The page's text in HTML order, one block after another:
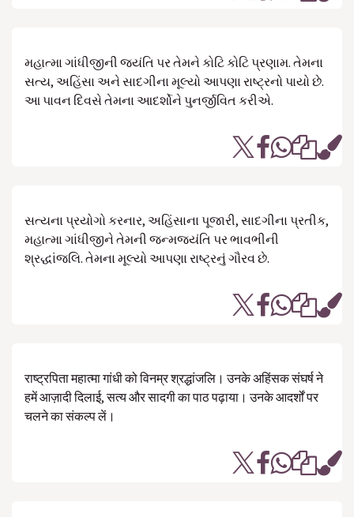
મહાત્મા ગાંધીજીની જયંતિ પર તેમને કોટિ કોટિ પ્રણામ. તેમના
સત્ય, અહિંસા અને સાદગીના મૂલ્યો આપણા રાષ્ટ્રનો પાયો છે.
આ પાવન દિવસે તેમના આદર્શોને પુનર્જીવિત કરીએ.
સત્યના પ્રયોગો કરનાર, અહિંસાના પૂજારી, સાદગીના પ્રતીક,
મહાત્મા ગાંધીજીને તેમની જન્મજયંતિ પર ભાવભીની
શ્રદ્ધાંજલિ. તેમના મૂલ્યો આપણા રાષ્ટ્રનું ગૌરવ છે.
राष्ट्रपिता महात्मा गांधी को विनम्र श्रद्धांजलि। उनके अहिंसक संघर्ष ने
हमें आज़ादी दिलाई, सत्य और सादगी का पाठ पढ़ाया। उनके आदर्शों पर
चलने का संकल्प लें।